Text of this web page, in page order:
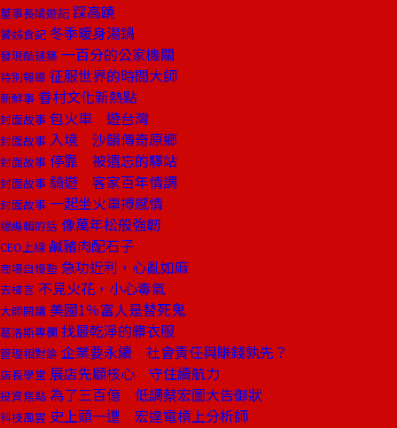
董事長嬉遊記 踩高蹺
饕姊食記 冬季暖身湯鍋
發現酷建築 一百分的公家機關
特別報導 征服世界的時間大師
新鮮事 眷村文化新熱點
封面故事 包火車 遊台灣
封面故事 入境 沙韻傳奇原鄉
封面故事 停靠 被遺忘的驛站
封面故事 騎遊 客家百年情調
封面故事 一起坐火車搏感情
總編輯的話 像萬年松般強韌
CEO上線 鹹豬肉配石子
商場自慢塾 急功近利，心亂如麻
去梯言 不見火花，小心毒氣
大師開講 美國1％富人是替死鬼
葛洛斯專欄 找最乾淨的髒衣服
管理相對論 企業要永續 社會責任與賺錢孰先？
店長學堂 展店先顧核心 守住續航力
投資焦點 為了三百億 低調蔡宏圖大告御狀
科技風雲 史上頭一遭 宏達電槓上分析師